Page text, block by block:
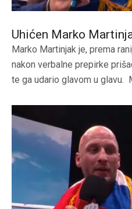
Uhićen Marko
Marko Martinjak je, prema
nakon verbalne prepirke
te ga udario glavom u glavu.